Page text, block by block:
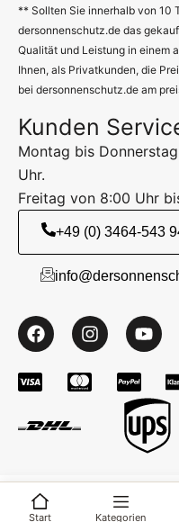
** Sollten Sie innerhalb von 10
dersonnenschutz.de das
Qualität und Leistung in einem
Ihnen, als Privatkunden, die
bei dersonnenschutz.de am
Kunden
Montag bis
Uhr.
Freitag von 8:00 Uhr
+49 (0) 3464-543
Start Kategorien